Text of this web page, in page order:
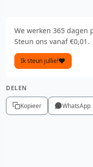
We werken 365 dagen
Steun ons vanaf €0,01.
Ik steun jullie!
DELEN
Kopieer WhatsApp